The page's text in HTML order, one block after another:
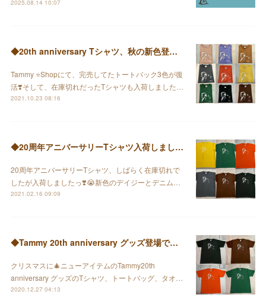
2025.08.14 10:07
◆20th anniversary Tシャツ、秋の新色登場♡&トートバック復活❣️
Tammy ⭐️Shopにて、完売してたトートバック3色が復
活❣️そして、在庫切れだったTシャツも入荷しました…
2021.10.23 08:16
◆20周年アニバーサリーTシャツ入荷しましたっ♡
20周年アニバーサリーTシャツ、しばらく在庫切れで
したが入荷しましたっ❣️😭新色のデイジーとデニム…
2021.02.16 09:09
◆Tammy 20th anniversary グッズ登場です⭐️
クリスマスに🎄ニューアイテムのTammy20th
anniversary グッズのTシャツ、トートバッグ、タオ…
2020.12.27 04:13